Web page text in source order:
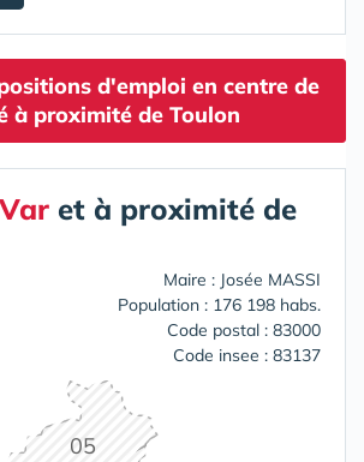
d'emploi en centre de
à proximité de Toulon
Var et à proximité de
Maire : Josée MASSI
Population : 176 198 habs.
Code postal : 83000
Code insee : 83137
05